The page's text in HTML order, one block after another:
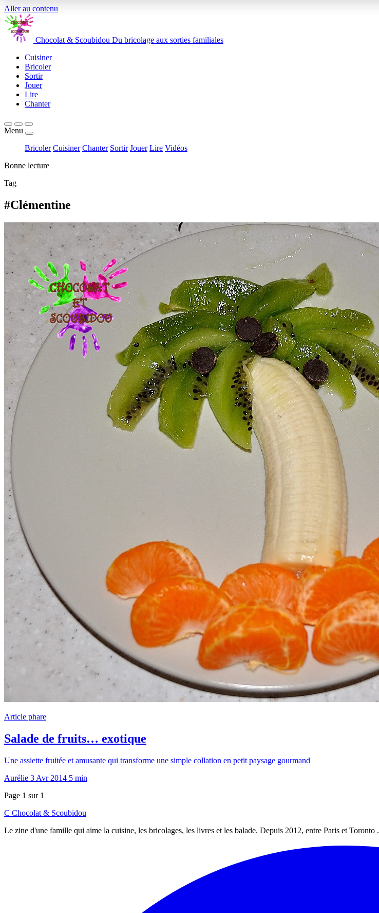
Aller au contenu
Chocolat & Scoubidou Du bricolage aux sorties familiales
Cuisiner
Bricoler
Sortir
Jouer
Lire
Chanter
Menu
Bricoler Cuisiner Chanter Sortir Jouer Lire Vidéos
Bonne lecture
Tag
#Clémentine
Article phare
Salade de fruits… exotique
Une assiette fruitée et amusante qui transforme une simple collation en petit paysage gourmand
Aurélie 3 Avr 2014 5 min
Page 1 sur 1
C Chocolat & Scoubidou
Le zine d'une famille qui aime la cuisine, les bricolages, les livres et les balade. Depuis 2012, entre Paris et Toronto .